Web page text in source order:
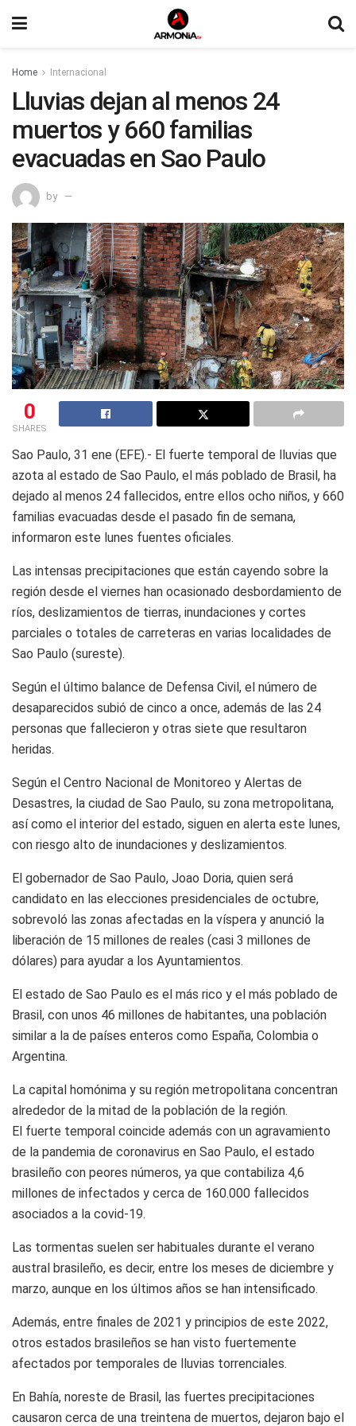
Home Internacional
Lluvias dejan al menos 24
muertos y 660 familias
evacuadas en Sao Paulo
by
0
SHARES
Sao Paulo, 31 ene (EFE).- El fuerte temporal de lluvias que
azota al estado de Sao Paulo, el más poblado de Brasil, ha
dejado al menos 24 fallecidos, entre ellos ocho niños, y 660
familias evacuadas desde el pasado fin de semana,
informaron este lunes fuentes oficiales.
Las intensas precipitaciones que están cayendo sobre la
región desde el viernes han ocasionado desbordamiento de
ríos, deslizamientos de tierras, inundaciones y cortes
parciales o totales de carreteras en varias localidades de
Sao Paulo (sureste).
Según el último balance de Defensa Civil, el número de
desaparecidos subió de cinco a once, además de las 24
personas que fallecieron y otras siete que resultaron
heridas.
Según el Centro Nacional de Monitoreo y Alertas de
Desastres, la ciudad de Sao Paulo, su zona metropolitana,
así como el interior del estado, siguen en alerta este lunes,
con riesgo alto de inundaciones y deslizamientos.
El gobernador de Sao Paulo, Joao Doria, quien será
candidato en las elecciones presidenciales de octubre,
sobrevoló las zonas afectadas en la víspera y anunció la
liberación de 15 millones de reales (casi 3 millones de
dólares) para ayudar a los Ayuntamientos.
El estado de Sao Paulo es el más rico y el más poblado de
Brasil, con unos 46 millones de habitantes, una población
similar a la de países enteros como España, Colombia o
Argentina.
La capital homónima y su región metropolitana concentran
alrededor de la mitad de la población de la región.
El fuerte temporal coincide además con un agravamiento
de la pandemia de coronavirus en Sao Paulo, el estado
brasileño con peores números, ya que contabiliza 4,6
millones de infectados y cerca de 160.000 fallecidos
asociados a la covid-19.
Las tormentas suelen ser habituales durante el verano
austral brasileño, es decir, entre los meses de diciembre y
marzo, aunque en los últimos años se han intensificado.
Además, entre finales de 2021 y principios de este 2022,
otros estados brasileños se han visto fuertemente
afectados por temporales de lluvias torrenciales.
En Bahía, noreste de Brasil, las fuertes precipitaciones
causaron cerca de una treintena de muertos, dejaron bajo el